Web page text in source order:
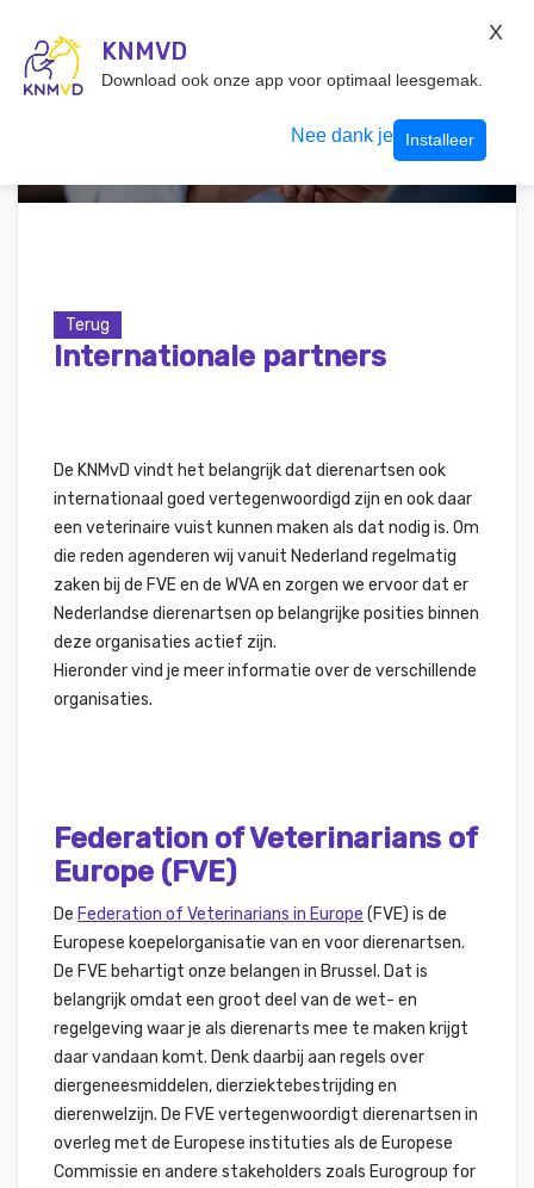
Inloggen
Terug
Internationale partners
De KNMvD vindt het belangrijk dat dierenartsen ook
internationaal goed vertegenwoordigd zijn en ook daar
een veterinaire vuist kunnen maken als dat nodig is. Om
die reden agenderen wij vanuit Nederland regelmatig
zaken bij de FVE en de WVA en zorgen we ervoor dat er
Nederlandse dierenartsen op belangrijke posities binnen
deze organisaties actief zijn.
Hieronder vind je meer informatie over de verschillende
organisaties.
Federation of Veterinarians of
Europe (FVE)
De Federation of Veterinarians in Europe (FVE) is de
Europese koepelorganisatie van en voor dierenartsen.
De FVE behartigt onze belangen in Brussel. Dat is
belangrijk omdat een groot deel van de wet- en
regelgeving waar je als dierenarts mee te maken krijgt
daar vandaan komt. Denk daarbij aan regels over
diergeneesmiddelen, dierziektebestrijding en
dierenwelzijn. De FVE vertegenwoordigt dierenartsen in
overleg met de Europese instituties als de Europese
Commissie en andere stakeholders zoals Eurogroup for
KNMVD
Download ook onze app voor optimaal leesgemak.
Nee dank je Installeer
X